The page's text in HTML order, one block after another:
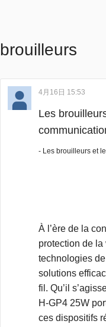
brouilleurs
4月16日 15:53
Les
- Les brouilleurs et
À l’ère de la
protection de
technologies
solutions
fil. Qu’il
H-GP4 25W
ces dispositifs